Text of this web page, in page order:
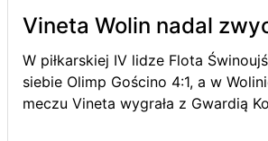
Vineta Wolin nadal
W piłkarskiej IV lidze Flota
siebie Olimp Gościno 4:1, a w
meczu Vineta wygrała z Gwardią